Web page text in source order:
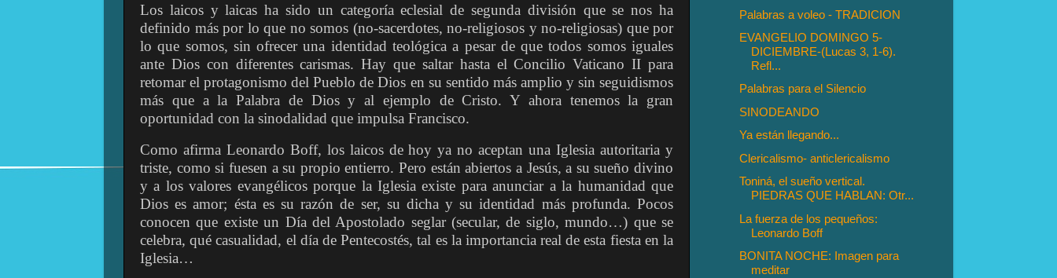
Los laicos y laicas ha sido un categoría eclesial de segunda división que se nos ha
definido más por lo que no somos (no-sacerdotes, no-religiosos y no-religiosas) que por
lo que somos, sin ofrecer una identidad teológica a pesar de que todos somos iguales
ante Dios con diferentes carismas. Hay que saltar hasta el Concilio Vaticano II para
retomar el protagonismo del Pueblo de Dios en su sentido más amplio y sin seguidismos
más que a la Palabra de Dios y al ejemplo de Cristo. Y ahora tenemos la gran
oportunidad con la sinodalidad que impulsa Francisco.
Como afirma Leonardo Boff, los laicos de hoy ya no aceptan una Iglesia autoritaria y
triste, como si fuesen a su propio entierro. Pero están abiertos a Jesús, a su sueño divino
y a los valores evangélicos porque la Iglesia existe para anunciar a la humanidad que
Dios es amor; ésta es su razón de ser, su dicha y su identidad más profunda. Pocos
conocen que existe un Día del Apostolado seglar (secular, de siglo, mundo…) que se
celebra, qué casualidad, el día de Pentecostés, tal es la importancia real de esta fiesta en la
Iglesia…
Palabras a voleo - TRADICION
EVANGELIO DOMINGO 5-
DICIEMBRE-(Lucas 3, 1-6).
Refl...
Palabras para el Silencio
SINODEANDO
Ya están llegando...
Clericalismo- anticlericalismo
Toniná, el sueño vertical.
PIEDRAS QUE HABLAN: Otr...
La fuerza de los pequeños:
Leonardo Boff
BONITA NOCHE: Imagen para
meditar